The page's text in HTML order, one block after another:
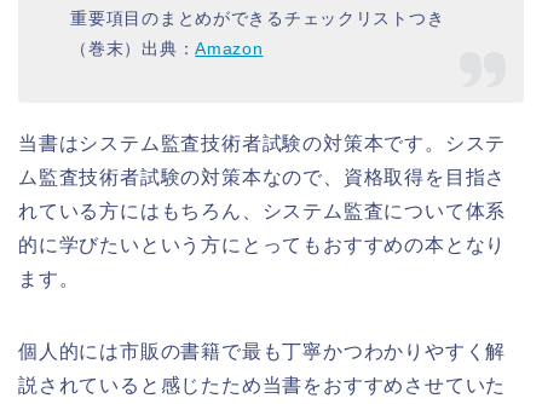
重要項目のまとめができるチェックリストつき
（巻末）出典：Amazon
当書はシステム監査技術者試験の対策本です。システ
ム監査技術者試験の対策本なので、資格取得を目指さ
れている方にはもちろん、システム監査について体系
的に学びたいという方にとってもおすすめの本となり
ます。
個人的には市販の書籍で最も丁寧かつわかりやすく解
説されていると感じたため当書をおすすめさせていた